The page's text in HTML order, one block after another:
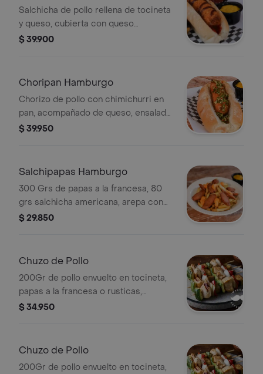
los Perros)
Salchicha de pollo rellena de tocineta
y queso, cubierta con queso
mozzarella y ensalada de repollo y
$ 39.900
Choripan Hamburgo
Chorizo de pollo con chimichurri en
pan, acompañado de queso, ensalada,
tocineta, ripio y salsas.
$ 39.950
Salchipapas Hamburgo
300 Grs de papas a la francesa, 80
grs salchicha americana, arepa con
queso , tocineta, ensalada, huevos de
$ 29.850
Chuzo de Pollo
200Gr de pollo envuelto en tocineta,
papas a la francesa o rusticas,
ensalada de la casa y arepa con
$ 34.950
Chuzo de Pollo
200Gr de pollo envuelto en tocineta,